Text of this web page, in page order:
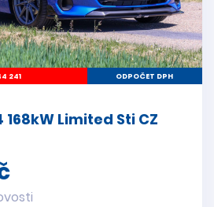
241 ODPOČET DPH
168kW Limited Sti CZ